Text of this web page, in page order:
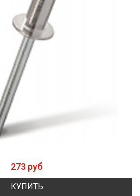
273 руб
КУПИТЬ